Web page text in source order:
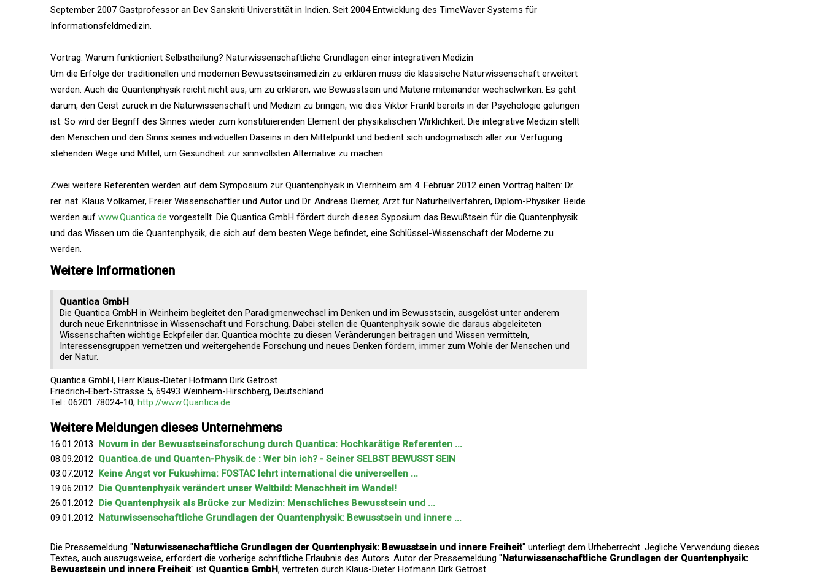
September 2007 Gastprofessor an Dev Sanskriti Universtität in Indien. Seit 2004 Entwicklung des TimeWaver Systems für
Informationsfeldmedizin.
Vortrag: Warum funktioniert Selbstheilung? Naturwissenschaftliche Grundlagen einer integrativen Medizin
Um die Erfolge der traditionellen und modernen Bewusstseinsmedizin zu erklären muss die klassische Naturwissenschaft erweitert
werden. Auch die Quantenphysik reicht nicht aus, um zu erklären, wie Bewusstsein und Materie miteinander wechselwirken. Es geht
darum, den Geist zurück in die Naturwissenschaft und Medizin zu bringen, wie dies Viktor Frankl bereits in der Psychologie gelungen
ist. So wird der Begriff des Sinnes wieder zum konstituierenden Element der physikalischen Wirklichkeit. Die integrative Medizin stellt
den Menschen und den Sinns seines individuellen Daseins in den Mittelpunkt und bedient sich undogmatisch aller zur Verfügung
stehenden Wege und Mittel, um Gesundheit zur sinnvollsten Alternative zu machen.
Zwei weitere Referenten werden auf dem Symposium zur Quantenphysik in Viernheim am 4. Februar 2012 einen Vortrag halten: Dr.
rer. nat. Klaus Volkamer, Freier Wissenschaftler und Autor und Dr. Andreas Diemer, Arzt für Naturheilverfahren, Diplom-Physiker. Beide
werden auf www.Quantica.de vorgestellt. Die Quantica GmbH fördert durch dieses Syposium das Bewußtsein für die Quantenphysik
und das Wissen um die Quantenphysik, die sich auf dem besten Wege befindet, eine Schlüssel-Wissenschaft der Moderne zu
werden.
Weitere Informationen
Quantica GmbH
Die Quantica GmbH in Weinheim begleitet den Paradigmenwechsel im Denken und im Bewusstsein, ausgelöst unter anderem
durch neue Erkenntnisse in Wissenschaft und Forschung. Dabei stellen die Quantenphysik sowie die daraus abgeleiteten
Wissenschaften wichtige Eckpfeiler dar. Quantica möchte zu diesen Veränderungen beitragen und Wissen vermitteln,
Interessensgruppen vernetzen und weitergehende Forschung und neues Denken fördern, immer zum Wohle der Menschen und
der Natur.
Quantica GmbH, Herr Klaus-Dieter Hofmann Dirk Getrost
Friedrich-Ebert-Strasse 5, 69493 Weinheim-Hirschberg, Deutschland
Tel.: 06201 78024-10; http://www.Quantica.de
Weitere Meldungen dieses Unternehmens
16.01.2013 Novum in der Bewusstseinsforschung durch Quantica: Hochkarätige Referenten ...
08.09.2012 Quantica.de und Quanten-Physik.de : Wer bin ich? - Seiner SELBST BEWUSST SEIN
03.07.2012 Keine Angst vor Fukushima: FOSTAC lehrt international die universellen ...
19.06.2012 Die Quantenphysik verändert unser Weltbild: Menschheit im Wandel!
26.01.2012 Die Quantenphysik als Brücke zur Medizin: Menschliches Bewusstsein und ...
09.01.2012 Naturwissenschaftliche Grundlagen der Quantenphysik: Bewusstsein und innere ...
Die Pressemeldung "Naturwissenschaftliche Grundlagen der Quantenphysik: Bewusstsein und innere Freiheit" unterliegt dem Urheberrecht. Jegliche Verwendung dieses
Textes, auch auszugsweise, erfordert die vorherige schriftliche Erlaubnis des Autors. Autor der Pressemeldung "Naturwissenschaftliche Grundlagen der Quantenphysik:
Bewusstsein und innere Freiheit" ist Quantica GmbH, vertreten durch Klaus-Dieter Hofmann Dirk Getrost.